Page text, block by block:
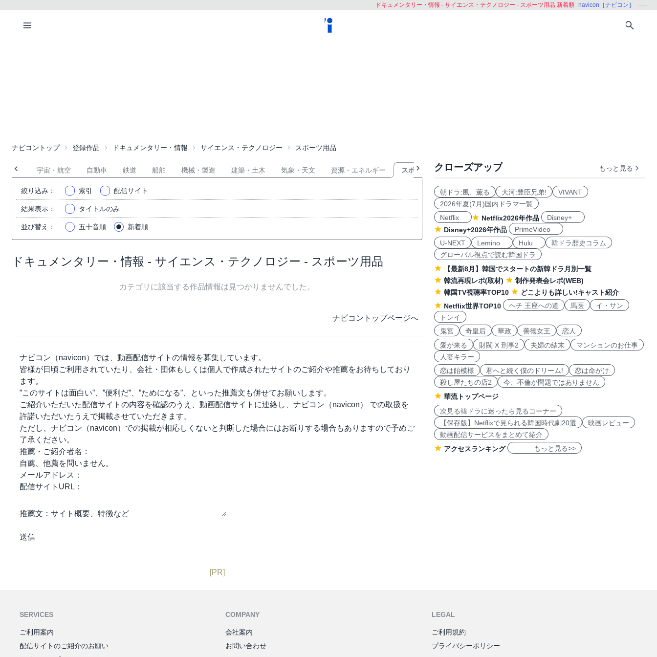
ドキュメンタリー・情報 - サイエンス・テクノロジー - スポーツ用品 新着順 navicon［ナビコン］
ナビコントップ 登録作品 ドキュメンタリー・情報 サイエンス・テクノロジー スポーツ用品
福祉 宇宙・航空 自動車 鉄道 船舶 機械・製造 建築・土木 気象・天文 資源・エネルギー スポーツ用品
絞り込み ： 索引 配信サイト
結果表示 ： タイトルのみ
並び替え ： 五十音順 新着順
ドキュメンタリー・情報 - サイエンス・テクノロジー - スポーツ用品
カテゴリに該当する作品情報は見つかりませんでした。
ナビコントップページへ
ナビコン（navicon） では、動画配信サイトの情報を募集しています。
皆様が日頃ご利用されていたり、会社・団体もしくは個人で作成されたサイトのご紹介や推薦をお待ちしており
ます。
”このサイトは面白い”、”便利だ”、”ためになる”、といった推薦文も併せてお願いします。
ご紹介いただいた配信サイトの内容を確認のうえ、動画配信サイトに連絡し、 ナビコン（navicon）
での取扱を
許諾いただいたうえで掲載させていただきます。
ただし、 ナビコン（navicon） での掲載が相応しくないと判断した場合にはお断りする場合もありますので予めご
了承ください。
推薦・ご紹介者名：
自薦、他薦を問いません。
メールアドレス：
配信サイトURL：
推薦文： サイト概要、特徴など
[PR]
クローズアップ もっと見る
朝ドラ:風、薫る 大河:豊臣兄弟!
VIVANT
2026年夏(7月)国内ドラマ一覧
Netflix
Netflix2026年作品
Disney+
Disney+2026年作品
PrimeVideo
U-NEXT
Lemino Hulu
韓ドラ歴史コラム
グローバル視点で読む韓国ドラ
【最新8月】韓国でスタートの新韓ドラ月別一覧
韓流再現レポ(取材)
制作発表会レポ(WEB)
韓国TV視聴率TOP10
どこよりも詳しい!キャスト紹介
Netflix世界TOP10
ヘチ 王座への道 馬医
イ・サン
トンイ
鬼宮
奇皇后 華政 善徳女王
恋人
愛が来る
財閥 X 刑事2 夫婦の結末
マンションのお仕事
人妻キラー
恋は飴模様
君へと続く僕のドリーム!
恋は命がけ
殺し屋たちの店2
今、不倫が問題ではありません
華流トップページ
次見る韓ドラに迷ったら見るコーナー
【保存版】Netflixで見られる韓国時代劇20選
映画レビュー
動画配信サービスをまとめて紹介
アクセスランキング
もっと見る>>
SERVICES
ご利用案内
配信サイトのご紹介のお願い
COMPANY
会社案内
お問い合わせ
LEGAL
ご利用規約
プライバシーポリシー